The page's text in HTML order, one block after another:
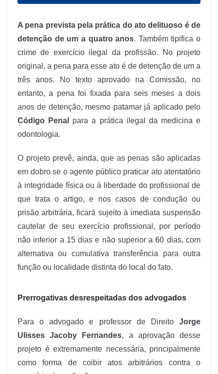
A pena prevista pela prática do ato delituoso é de
detenção de um a quatro anos. Também tipifica o
crime de exercício ilegal da profissão. No projeto
original, a pena para esse ato é de detenção de um a
três anos. No texto aprovado na Comissão, no
entanto, a pena foi fixada para seis meses a dois
anos de detenção, mesmo patamar já aplicado pelo
Código Penal
para a prática ilegal da medicina e
odontologia.
O projeto prevê, ainda, que as penas são aplicadas
em dobro se o agente público praticar ato atentatório
à integridade física ou à liberdade do profissional de
que trata o artigo, e nos casos de condução ou
prisão arbitrária, ficará sujeito à imediata suspensão
cautelar de seu exercício profissional, por período
não inferior a 15 dias e não superior a 60 dias, com
alternativa ou cumulativa transferência para outra
função ou localidade distinta do local do fato.
Prerrogativas desrespeitadas dos advogados
Para o advogado e professor de Direito Jorge
Ulisses Jacoby Fernandes, a aprovação desse
projeto é extremamente necessária, principalmente
como forma de coibir atos arbitrários contra o